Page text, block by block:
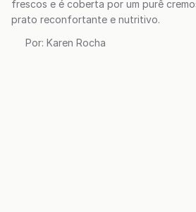
frescos e é coberta por um purê
prato reconfortante e nutritivo.
Por: Karen Rocha